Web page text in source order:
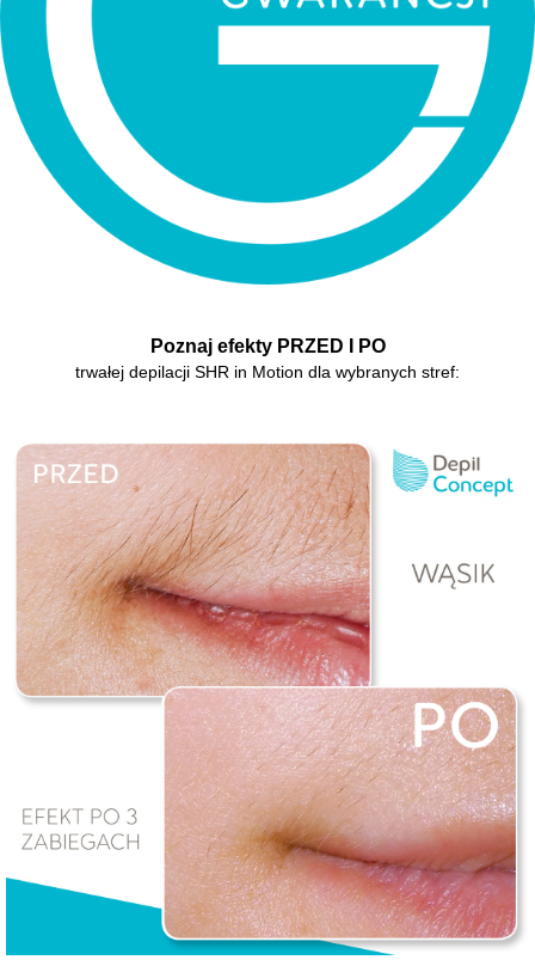
Poznaj efekty PRZED I PO
trwałej depilacji SHR in Motion dla wybranych stref: